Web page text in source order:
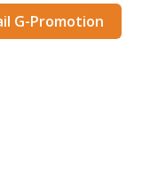
G-Promotion